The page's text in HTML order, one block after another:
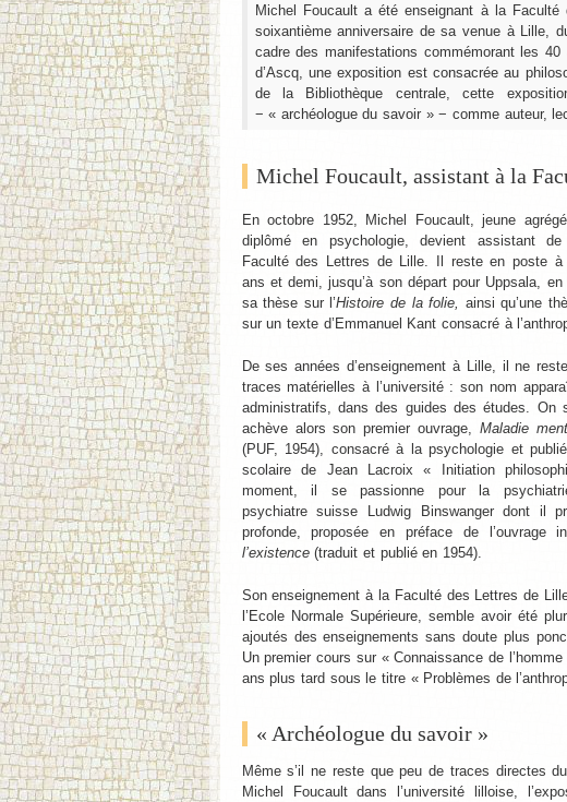
Michel Foucault a été enseignant à la
soixantième anniversaire de sa venue à Lille,
cadre des manifestations commémorant les
d’Ascq, une exposition est consacrée au
de la Bibliothèque centrale, cette
− « archéologue du savoir » − comme auteur,
Michel Foucault, assistant à la
En octobre 1952, Michel Foucault, jeune
diplômé en psychologie, devient assistant
Faculté des Lettres de Lille. Il reste en poste à
ans et demi, jusqu’à son départ pour Uppsala,
sa thèse sur l’Histoire de la folie, ainsi qu’une
sur un texte d’Emmanuel Kant consacré à
De ses années d’enseignement à Lille, il ne
traces matérielles à l’université : son nom
administratifs, dans des guides des études. On
achève alors son premier ouvrage,Maladie
(PUF, 1954), consacré à la psychologie et
scolaire de Jean Lacroix « Initiation
moment, il se passionne pour la
psychiatre suisse Ludwig Binswanger dont il
profonde, proposée en préface de l’ouvrage
l’existence(traduit et publié en 1954).
Son enseignement à la Faculté des Lettres de
l’Ecole Normale Supérieure, semble avoir été
ajoutés des enseignements sans doute plus
Un premier cours sur « Connaissance de
ans plus tard sous le titre « Problèmes de
« Archéologue du savoir »
Même s’il ne reste que peu de traces directes
Michel Foucault dans l’université lilloise,